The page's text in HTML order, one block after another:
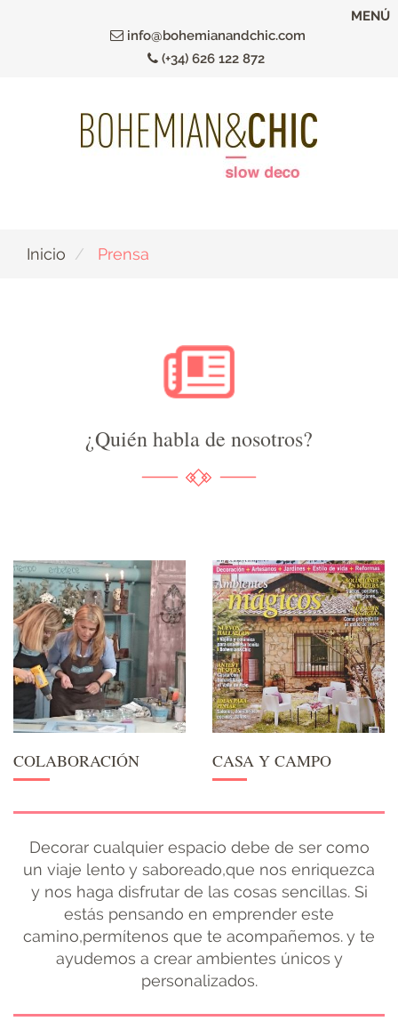
info@bohemianandchic.com
(+34) 626 122 872
MENÚ
Inicio Prensa
¿Quién habla de nosotros?
COLABORACIÓN CASA Y CAMPO
Decorar cualquier espacio debe de ser como
un viaje lento y saboreado,que nos enriquezca
y nos haga disfrutar de las cosas sencillas. Si
estás pensando en emprender este
camino,permítenos que te acompañemos. y te
ayudemos a crear ambientes únicos y
personalizados.